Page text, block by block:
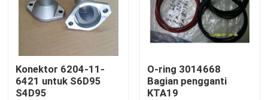
Berita
unduh
Blog
Konektor 6204-11-
6421 untuk S6D95
S4D95
O-ring 3014668
Bagian pengganti
KTA19